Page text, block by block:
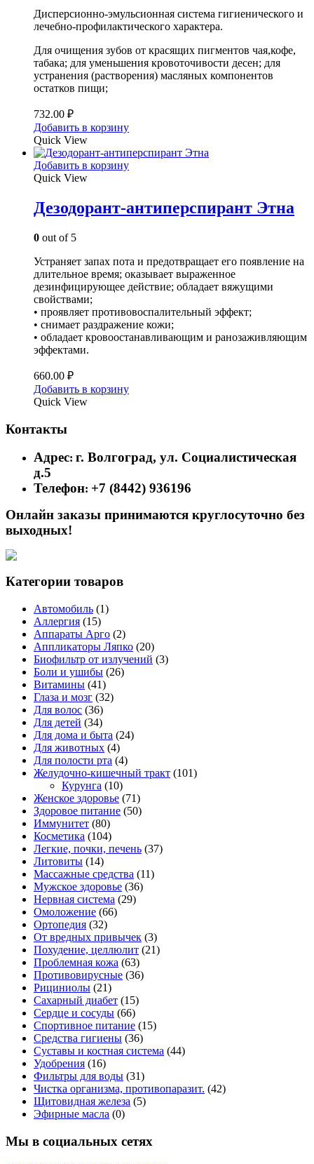
Дисперсионно-эмульсионная система гигиенического и
лечебно-профилактического характера.
Для очищения зубов от красящих пигментов чая,кофе,
табака; для уменьшения кровоточивости десен; для
устранения (растворения) масляных компонентов
остатков пищи;
732.00 ₽
Добавить в корзину
Quick View
Добавить в корзину
Quick View
Дезодорант-антиперспирант Этна
0 out of 5
Устраняет запах пота и предотвращает его появление на
длительное время; оказывает выраженное
дезинфицирующее действие; обладает вяжущими
свойствами;
• проявляет противовоспалительный эффект;
• снимает раздражение кожи;
• обладает кровоостанавливающим и ранозаживляющим
эффектами.
660.00 ₽
Добавить в корзину
Quick View
Контакты
Адрес: г. Волгоград, ул. Социалистическая
д.5
Телефон: +7 (8442) 936196
Онлайн заказы принимаются круглосуточно без
выходных!
Категории товаров
Автомобиль (1)
Аллергия (15)
Аппараты Арго (2)
Аппликаторы Ляпко (20)
Биофильтр от излучений (3)
Боли и ушибы (26)
Витамины (41)
Глаза и мозг (32)
Для волос (36)
Для детей (34)
Для дома и быта (24)
Для животных (4)
Для полости рта (4)
Желудочно-кишечный тракт (101)
Курунга (10)
Женское здоровье (71)
Здоровое питание (50)
Иммунитет (80)
Косметика (104)
Легкие, почки, печень (37)
Литовиты (14)
Массажные средства (11)
Мужское здоровье (36)
Нервная система (29)
Омоложение (66)
Ортопедия (32)
От вредных привычек (3)
Похудение, целлюлит (21)
Проблемная кожа (63)
Противовирусные (36)
Рициниолы (21)
Сахарный диабет (15)
Сердце и сосуды (66)
Спортивное питание (15)
Средства гигиены (36)
Суставы и костная система (44)
Удобрения (16)
Фильтры для воды (31)
Чистка организма, противопаразит. (42)
Щитовидная железа (5)
Эфирные масла (0)
Мы в социальных сетях